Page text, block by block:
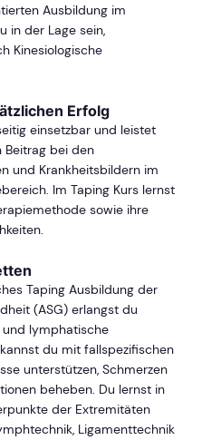
Ausbildung im
in der Lage sein,
Kinesiologische
Erfolg
einsetzbar und leistet
Beitrag bei den
und Krankheitsbildern im
Im Taping Kurs lernst
sowie ihre
Taping Ausbildung der
(ASG) erlangst du
und lymphatische
du mit fallspezifischen
unterstützen, Schmerzen
beheben. Du lernst in
der Extremitäten
Ligamenttechnik